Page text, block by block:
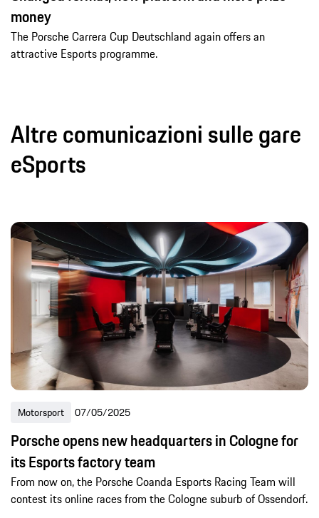
money
The Porsche Carrera Cup Deutschland again offers an
attractive Esports programme.
Altre comunicazioni sulle gare
eSports
Motorsport 07/05/2025
Porsche opens new headquarters in Cologne for
its Esports factory team
From now on, the Porsche Coanda Esports Racing Team will
contest its online races from the Cologne suburb of Ossendorf.